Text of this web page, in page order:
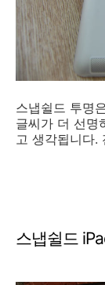
스냅쉴드 투명
글씨가 더 선명
고 생각됩니다.
스냅쉴드